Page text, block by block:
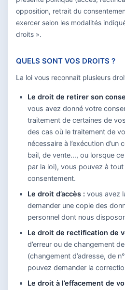
opposition, retrait du
exercer selon les modalités
droits ».
QUELS SONT VOS DROITS ?
La loi vous reconnaît plusieurs
Le droit de retirer son
vous avez donné votre
traitement de certaines de
des cas où le traitement de
nécessaire à l’exécution
bail, de vente…, ou lorsque
par la loi), vous pouvez à
consentement.
Le droit d’accès : vous avez
demander une copie des
personnel dont nous
Le droit de rectification de
d’erreur ou de changement
(changement d’adresse, de
pouvez demander la
Le droit à l’effacement de